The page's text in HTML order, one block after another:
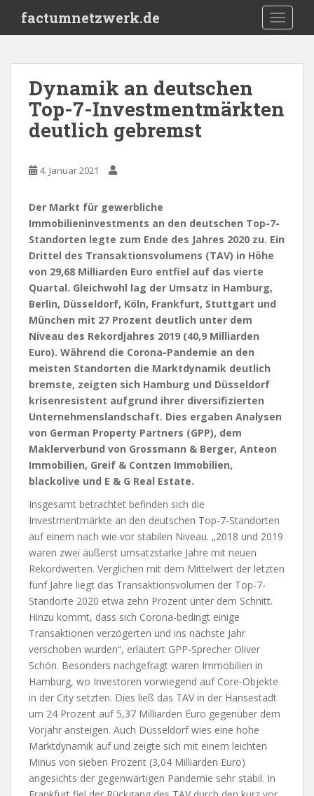
i
factumnetzwerk.de
Dynamik an deutschen
Top-7-Investmentmärkten
deutlich gebremst
4. Januar 2021
Der Markt für gewerbliche
Immobilieninvestments an den deutschen Top-7-
Standorten legte zum Ende des Jahres 2020 zu. Ein
Drittel des Transaktionsvolumens (TAV) in Höhe
von 29,68 Milliarden Euro entfiel auf das vierte
Quartal. Gleichwohl lag der Umsatz in Hamburg,
Berlin, Düsseldorf, Köln, Frankfurt, Stuttgart und
München mit 27 Prozent deutlich unter dem
Niveau des Rekordjahres 2019 (40,9 Milliarden
Euro). Während die Corona-Pandemie an den
meisten Standorten die Marktdynamik deutlich
bremste, zeigten sich Hamburg und Düsseldorf
krisenresistent aufgrund ihrer diversifizierten
Unternehmenslandschaft. Dies ergaben Analysen
von German Property Partners (GPP), dem
Maklerverbund von Grossmann & Berger, Anteon
Immobilien, Greif & Contzen Immobilien,
blackolive und E & G Real Estate.
Insgesamt betrachtet befinden sich die
Investmentmärkte an den deutschen Top-7-Standorten
auf einem nach wie vor stabilen Niveau. „2018 und 2019
waren zwei äußerst umsatzstarke Jahre mit neuen
Rekordwerten. Verglichen mit dem Mittelwert der letzten
fünf Jahre liegt das Transaktionsvolumen der Top-7-
Standorte 2020 etwa zehn Prozent unter dem Schnitt.
Hinzu kommt, dass sich Corona-bedingt einige
Transaktionen verzögerten und ins nächste Jahr
verschoben wurden“, erläutert GPP-Sprecher Oliver
Schön. Besonders nachgefragt waren Immobilien in
Hamburg, wo Investoren vorwiegend auf Core-Objekte
in der City setzten. Dies ließ das TAV in der Hansestadt
um 24 Prozent auf 5,37 Milliarden Euro gegenüber dem
Vorjahr ansteigen. Auch Düsseldorf wies eine hohe
Marktdynamik auf und zeigte sich mit einem leichten
Minus von sieben Prozent (3,04 Milliarden Euro)
angesichts der gegenwärtigen Pandemie sehr stabil. In